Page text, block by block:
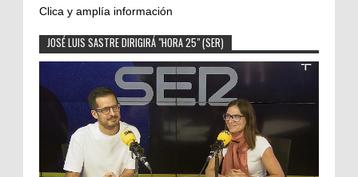
Clica y amplía información
JOSÉ LUIS SASTRE DIRIGIRÁ "HORA 25" (SER)